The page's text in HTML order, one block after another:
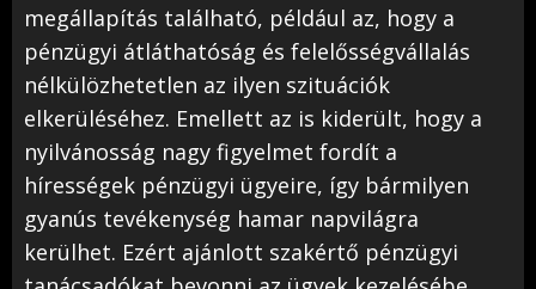
megállapítás található, például az, hogy a
pénzügyi átláthatóság és felelősségvállalás
nélkülözhetetlen az ilyen szituációk
elkerüléséhez. Emellett az is kiderült, hogy a
nyilvánosság nagy figyelmet fordít a
hírességek pénzügyi ügyeire, így bármilyen
gyanús tevékenység hamar napvilágra
kerülhet. Ezért ajánlott szakértő pénzügyi